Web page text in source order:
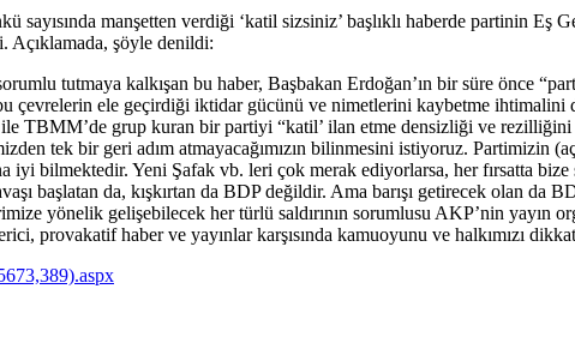
sayısında manşetten verdiği ‘katil sizsiniz’ başlıklı haberde partinin
Açıklamada, şöyle denildi:
tutmaya kalkışan bu haber, Başbakan Erdoğan’ın bir süre önce
bu çevrelerin ele geçirdiği iktidar gücünü ve nimetlerini kaybetme
TBMM’de grup kuran bir partiyi “katil’ ilan etme densizliği ve
tek bir geri adım atmayacağımızın bilinmesini istiyoruz. Partimizin
iyi bilmektedir. Yeni Şafak vb. leri çok merak ediyorlarsa, her fırsatta bize
başlatan da, kışkırtan da BDP değildir. Ama barışı getirecek olan da
yönelik gelişebilecek her türlü saldırının sorumlusu AKP’nin yayın
provakatif haber ve yayınlar karşısında kamuoyunu ve halkımızı